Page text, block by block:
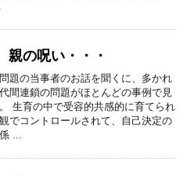
親の呪い・・・
題の当事者のお話を聞くに、多かれ
間連鎖の問題がほとんどの事例で見
生育の中で受容的共感的に育てられ
でコントロールされて、自己決定の
...